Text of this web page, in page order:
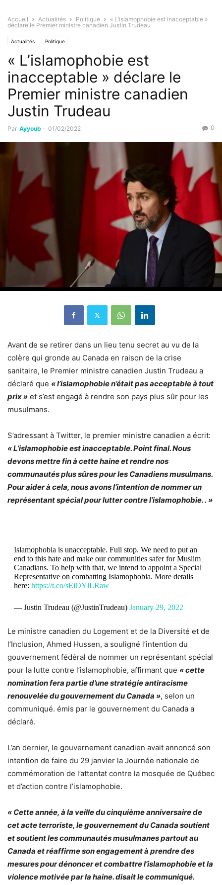
Accueil Actualités Politique
« L’islamophobie est inacceptable »
déclare le Premier ministre canadien Justin Trudeau
Actualités Politique
« L’islamophobie est
inacceptable » déclare le
Premier ministre canadien
Justin Trudeau
Par Ayyoub - 01/02/2022 0
Avant de se retirer dans un lieu tenu secret au vu de la
colère qui gronde au Canada en raison de la crise
sanitaire, le Premier ministre canadien Justin Trudeau a
déclaré que « l’islamophobie n’était pas acceptable à tout
prix » et s’est engagé à rendre son pays plus sûr pour les
musulmans.
S’adressant à Twitter, le premier ministre canadien a écrit:
« L’islamophobie est inacceptable. Point final. Nous
devons mettre fin à cette haine et rendre nos
communautés plus sûres pour les Canadiens musulmans.
Pour aider à cela, nous avons l’intention de nommer un
représentant spécial pour lutter contre l’islamophobie. . »
Islamophobia is unacceptable. Full stop. We need to put an
end to this hate and make our communities safer for Muslim
Canadians. To help with that, we intend to appoint a Special
Representative on combatting Islamophobia. More details
here: https://t.co/sEiOYlLRaw
— Justin Trudeau (@JustinTrudeau) January 29, 2022
Le ministre canadien du Logement et de la Diversité et de
l’Inclusion, Ahmed Hussen, a souligné l’intention du
gouvernement fédéral de nommer un représentant spécial
pour la lutte contre l’islamophobie, affirmant que « cette
nomination fera partie d’une stratégie antiracisme
renouvelée du gouvernement du Canada », selon un
communiqué. émis par le gouvernement du Canada a
déclaré.
L’an dernier, le gouvernement canadien avait annoncé son
intention de faire du 29 janvier la Journée nationale de
commémoration de l’attentat contre la mosquée de Québec
et d’action contre l’islamophobie.
« Cette année, à la veille du cinquième anniversaire de
cet acte terroriste, le gouvernement du Canada soutient
et soutient les communautés musulmanes partout au
Canada et réaffirme son engagement à prendre des
mesures pour dénoncer et combattre l’islamophobie et la
violence motivée par la haine. disait le communiqué.